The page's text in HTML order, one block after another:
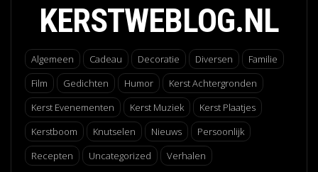
KERSTWEBLOG.NL
Algemeen Cadeau Decoratie Diversen
Familie
Film
Gedichten Humor
Kerst Achtergronden
Kerst Evenementen
Kerst Muziek
Kerst Plaatjes
Kerstboom
Knutselen Nieuws
Persoonlijk
Recepten
Uncategorized Verhalen